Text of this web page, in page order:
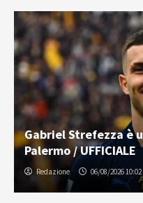
Gabriel Strefezza è
Palermo / UFFICIALE
Redazione 06/08/2026 10:02